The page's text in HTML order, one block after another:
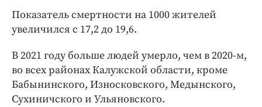
Медиаперсона
Интересное чтиво
Бренд года
Работодатель года
Показатель смертности на 1000 жителей
увеличился с 17,2 до 19,6.
В 2021 году больше людей умерло, чем в 2020-м,
во всех районах Калужской области, кроме
Бабынинского, Износковского, Медынского,
Сухиничского и Ульяновского.